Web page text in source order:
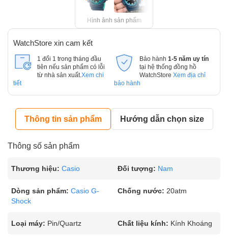
Hình ảnh sản phẩm
WatchStore xin cam kết
1 đổi 1 trong tháng đầu
tiên nếu sản phẩm có lỗi
từ nhà sản xuất. Xem chi
tiết
Bảo hành 1-5 năm uy tín
tại hệ thống đồng hồ
WatchStore Xem địa chỉ
bảo hành
Thông tin sản phẩm Hướng dẫn chọn size
Thông số sản phẩm
Thương hiệu: Casio Đối tượng: Nam
Dòng sản phẩm: Casio G-
Shock
Chống nước: 20atm
Loại máy: Pin/Quartz Chất liệu kính: Kính Khoáng